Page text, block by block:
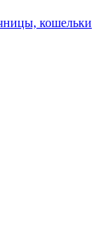
кошельки